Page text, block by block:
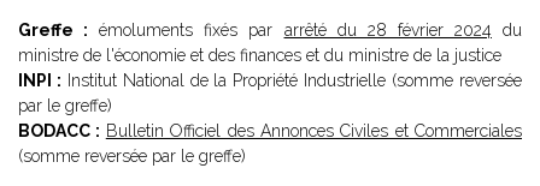
Greffe : émoluments fixés par arrêté du 28 février 2024 du
ministre de l'économie et des finances et du ministre de la justice
INPI : Institut National de la Propriété Industrielle (somme reversée
par le greffe)
BODACC : Bulletin Officiel des Annonces Civiles et Commerciales
(somme reversée par le greffe)